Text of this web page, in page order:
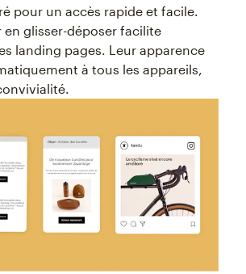
pour un accès rapide et facile.
en glisser-déposer facilite
landing pages. Leur apparence
à tous les appareils,